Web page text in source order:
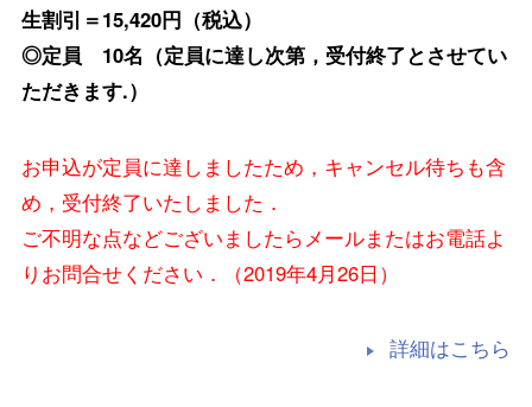
生割引＝15,420円（税込）
◎定員 10名（定員に達し次第，受付終了とさせてい
ただきます.）
お申込が定員に達しましたため，キャンセル待ちも含
め，受付終了いたしました．
ご不明な点などございましたらメールまたはお電話よ
りお問合せください．（2019年4月26日）
詳細はこちら